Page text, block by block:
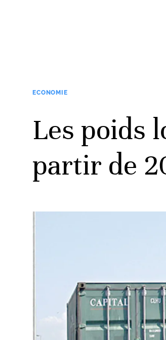
ECONOMIE
Les poids
partir de